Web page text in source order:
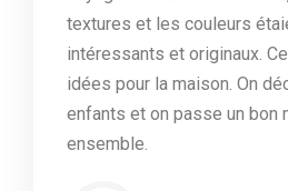
textures et les couleurs
intéressants et originaux.
idées pour la maison. On
enfants et on passe un bon
ensemble.